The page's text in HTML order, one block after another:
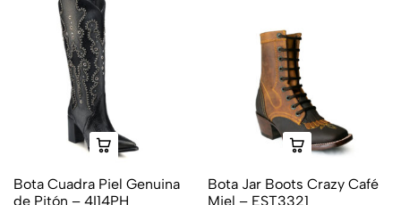
Bota Cuadra Piel Genuina
de Pitón – 4I14PH
Bota Jar Boots Crazy Café
Miel – EST3321